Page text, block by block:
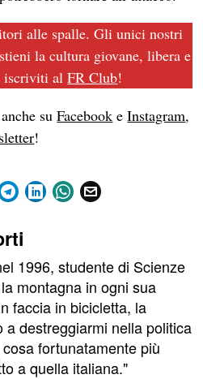
alle spalle. Gli unici nostri
la cultura giovane, libera e
iscriviti alFR Club!
suFacebook eInstagram,
!
1996, studente di Scienze
montagna in ogni sua
faccia in bicicletta, la
a destreggiarmi nella politica
fortunatamente più
a quella italiana."